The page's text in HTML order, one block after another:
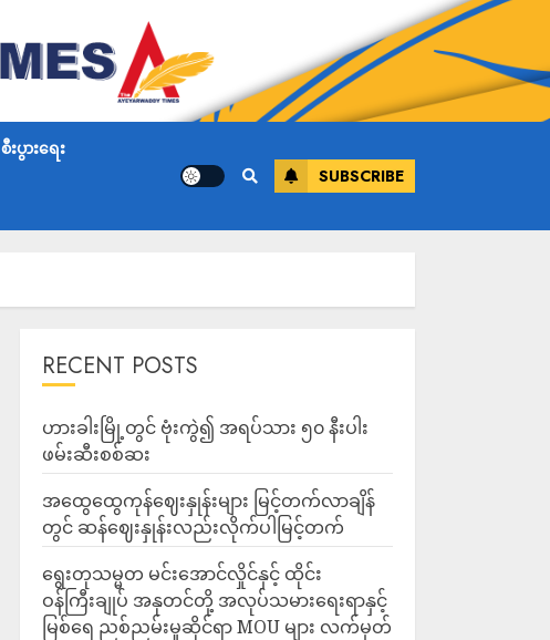
စီးပွားရေး
SUBSCRIBE
RECENT POSTS
ဟားခါးမြို့တွင် ဗုံးကွဲ၍ အရပ်သား ၅၀ နီးပါး
ဖမ်းဆီးစစ်ဆး
အထွေထွေကုန်ဈေးနှုန်းများ မြင့်တက်လာချိန်
တွင် ဆန်ဈေးနှုန်းလည်းလိုက်ပါမြင့်တက်
ရွေးတုသမ္မတ မင်းအောင်လှိုင်နှင့် ထိုင်း
ဝန်ကြီးချုပ် အနုတင်တို့ အလုပ်သမားရေးရာနှင့်
မြစ်ရေ ညစ်ညမ်းမှုဆိုင်ရာ MOU များ လက်မှတ်